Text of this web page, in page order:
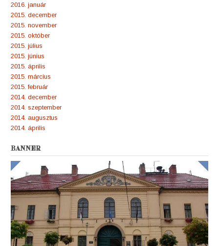
2016. január
2015. december
2015. november
2015. október
2015. július
2015. június
2015. április
2015. március
2015. február
2014. december
2014. szeptember
2014. augusztus
2014. április
BANNER